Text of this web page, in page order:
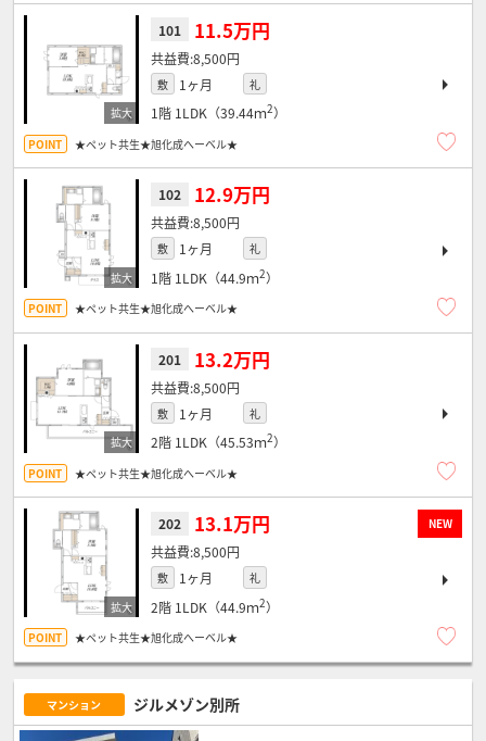
101 11.5万円
8,500円
敷 1ヶ月 礼
1階 1LDK（39.44ｍ2）
★ペット共生★旭化成へーベル★
102 12.9万円
8,500円
敷 1ヶ月 礼
1階 1LDK（44.9ｍ2）
★ペット共生★旭化成へーベル★
201 13.2万円
8,500円
敷 1ヶ月 礼
2階 1LDK（45.53ｍ2）
★ペット共生★旭化成へーベル★
NEW
202 13.1万円
8,500円
敷 1ヶ月 礼
2階 1LDK（44.9ｍ2）
★ペット共生★旭化成へーベル★
マンション ジルメゾン別所